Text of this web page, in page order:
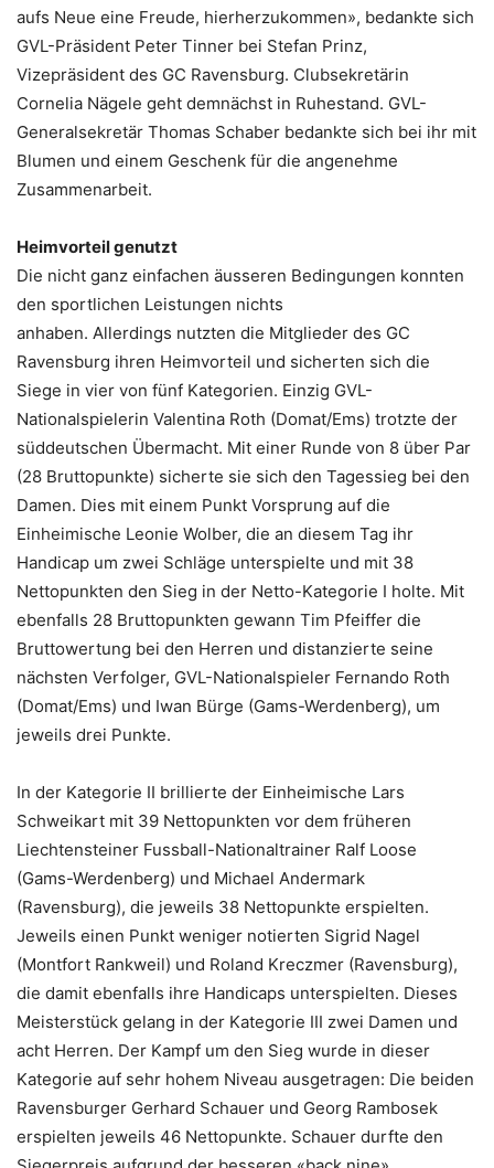
aufs Neue eine Freude, hierherzukommen», bedankte sich
GVL-Präsident Peter Tinner bei Stefan Prinz,
Vizepräsident des GC Ravensburg. Clubsekretärin
Cornelia Nägele geht demnächst in Ruhestand. GVL-
Generalsekretär Thomas Schaber bedankte sich bei ihr mit
Blumen und einem Geschenk für die angenehme
Zusammenarbeit.
Heimvorteil genutzt
Die nicht ganz einfachen äusseren Bedingungen konnten
den sportlichen Leistungen nichts
anhaben. Allerdings nutzten die Mitglieder des GC
Ravensburg ihren Heimvorteil und sicherten sich die
Siege in vier von fünf Kategorien. Einzig GVL-
Nationalspielerin Valentina Roth (Domat/Ems) trotzte der
süddeutschen Übermacht. Mit einer Runde von 8 über Par
(28 Bruttopunkte) sicherte sie sich den Tagessieg bei den
Damen. Dies mit einem Punkt Vorsprung auf die
Einheimische Leonie Wolber, die an diesem Tag ihr
Handicap um zwei Schläge unterspielte und mit 38
Nettopunkten den Sieg in der Netto-Kategorie I holte. Mit
ebenfalls 28 Bruttopunkten gewann Tim Pfeiffer die
Bruttowertung bei den Herren und distanzierte seine
nächsten Verfolger, GVL-Nationalspieler Fernando Roth
(Domat/Ems) und Iwan Bürge (Gams-Werdenberg), um
jeweils drei Punkte.
In der Kategorie II brillierte der Einheimische Lars
Schweikart mit 39 Nettopunkten vor dem früheren
Liechtensteiner Fussball-Nationaltrainer Ralf Loose
(Gams-Werdenberg) und Michael Andermark
(Ravensburg), die jeweils 38 Nettopunkte erspielten.
Jeweils einen Punkt weniger notierten Sigrid Nagel
(Montfort Rankweil) und Roland Kreczmer (Ravensburg),
die damit ebenfalls ihre Handicaps unterspielten. Dieses
Meisterstück gelang in der Kategorie III zwei Damen und
acht Herren. Der Kampf um den Sieg wurde in dieser
Kategorie auf sehr hohem Niveau ausgetragen: Die beiden
Ravensburger Gerhard Schauer und Georg Rambosek
erspielten jeweils 46 Nettopunkte. Schauer durfte den